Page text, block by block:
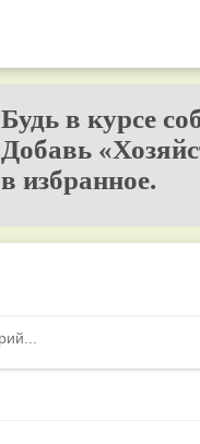
Будь в курсе
Добавь
в избранное.